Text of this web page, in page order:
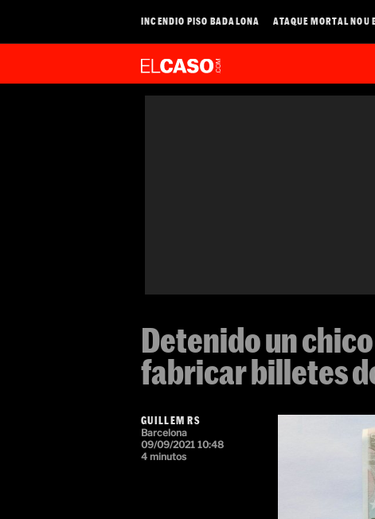
INCENDIO PISO BADALONA ATAQUE MORTAL NOU
Detenido un
fabricar billetes
GUILLEM RS
Barcelona
09/09/2021 10:48
4 minutos